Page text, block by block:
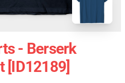
- Berserk
[ID12189]